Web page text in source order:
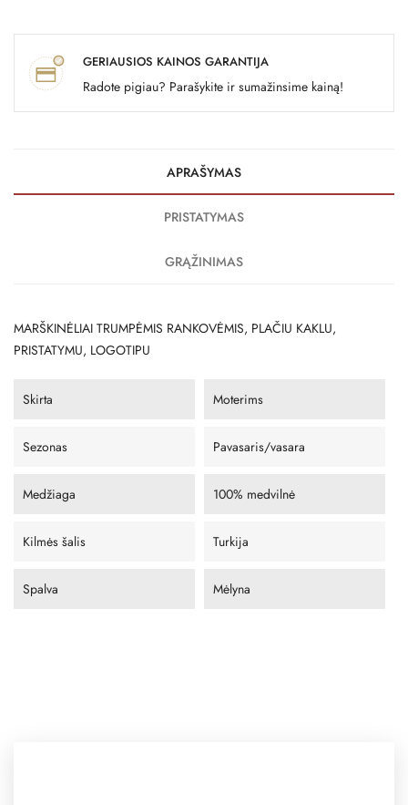
GERIAUSIOS KAINOS GARANTIJA
Radote pigiau? Parašykite ir sumažinsime kainą!
APRAŠYMAS
PRISTATYMAS
GRĄŽINIMAS
MARŠKINĖLIAI TRUMPĖMIS RANKOVĖMIS, PLAČIU KAKLU,
PRISTATYMU, LOGOTIPU
Skirta Moterims
Sezonas Pavasaris/vasara
Medžiaga 100% medvilnė
Kilmės šalis Turkija
Spalva Mėlyna